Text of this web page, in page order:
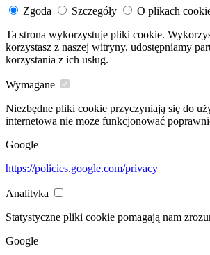
Zgoda Szczegóły
O plikach
Ta strona wykorzystuje pliki cookie.
korzystasz z naszej witryny, udostępniamy
korzystania z ich usług.
Wymagane
Niezbędne pliki cookie przyczyniają się do
internetowa nie może funkcjonować
Google
https://policies.google.com/privacy
Analityka
Statystyczne pliki cookie pomagają nam
Google